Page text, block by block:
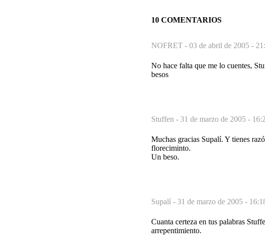
10 COMENTARIOS
NOFRET - 03 de abril de 2005 -
No hace falta que me lo cuentes,
besos
Stuffen - 31 de marzo de 2005 -
Muchas gracias Supalí. Y tienes
floreciminto.
Un beso.
Supalí - 31 de marzo de 2005 -
Cuanta certeza en tus palabras
arrepentimiento.